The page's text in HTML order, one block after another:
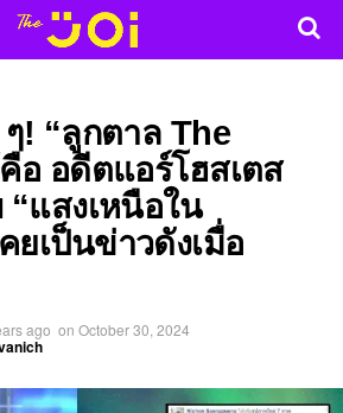
! “ลูกตาล The
อ อดีตแอร์โฮสเตส
“แสงเหนือใน
ยเป็นข่าวดังเมื่อ
ago on October 30, 2024